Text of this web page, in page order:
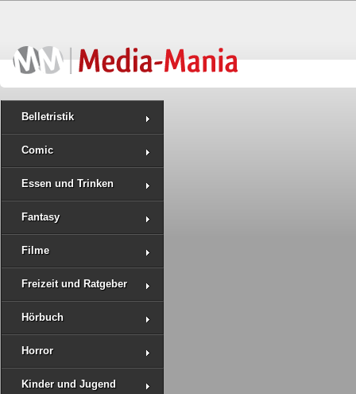
Belletristik
Comic
Essen und Trinken
Fantasy
Filme
Freizeit und Ratgeber
Hörbuch
Horror
Kinder und Jugend